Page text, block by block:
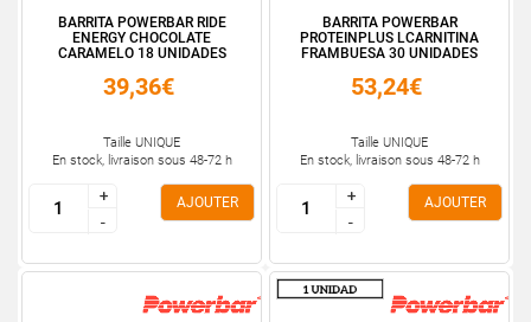
BARRITA POWERBAR RIDE
ENERGY CHOCOLATE
CARAMELO 18 UNIDADES
39,36€
Taille UNIQUE
En stock, livraison sous 48-72 h
+
-
+
-
AJOUTER
BARRITA POWERBAR
PROTEINPLUS LCARNITINA
FRAMBUESA 30 UNIDADES
53,24€
Taille UNIQUE
En stock, livraison sous 48-72 h
+
-
+
-
AJOUTER